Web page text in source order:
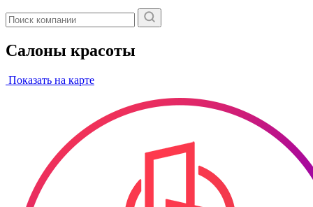
Салоны красоты
Показать на карте